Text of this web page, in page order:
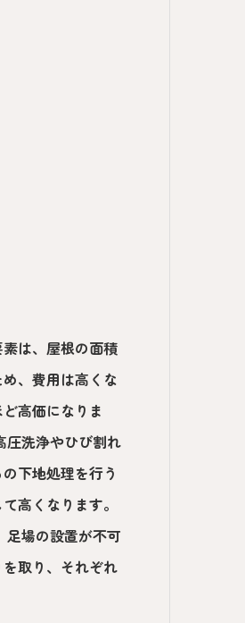
は、屋根の面積
、費用は高くな
高価になりま
圧洗浄やひび割れ
下地処理を行う
高くなります。
足場の設置が不可
取り、それぞれ